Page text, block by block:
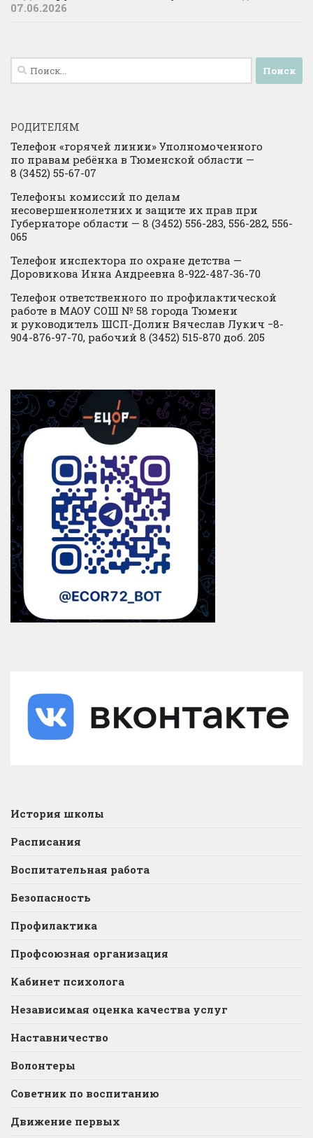
07.06.2026
Найти:
РОДИТЕЛЯМ
Телефон «горячей линии» Уполномоченного
по правам ребёнка в Тюменской области —
8 (3452) 55-67-07
Телефоны комиссий по делам
несовершеннолетних и защите их прав при
Губернаторе области — 8 (3452) 556-283, 556-282, 556-
065
Телефон инспектора по охране детства —
Доровикова Инна Андреевна 8-922-487-36-70
Телефон ответственного по профилактической
работе в МАОУ СОШ № 58 города Тюмени
и руководитель ШСП-Долин Вячеслав Лукич −8-
904-876-97-70, рабочий 8 (3452) 515-870 доб. 205
История школы
Расписания
Воспитательная работа
Безопасность
Профилактика
Профсоюзная организация
Кабинет психолога
Независимая оценка качества услуг
Наставничество
Волонтеры
Советник по воспитанию
Движение первых